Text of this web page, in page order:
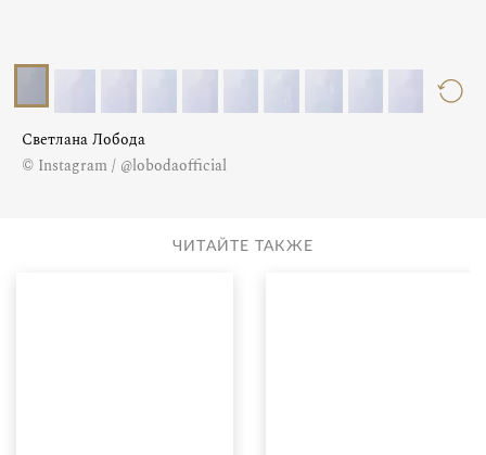
Светлана Лобода
© Instagram / @lobodaofficial
ЧИТАЙТЕ ТАКЖЕ